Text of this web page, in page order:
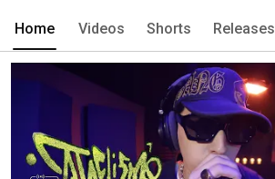
Home Videos Shorts Releases